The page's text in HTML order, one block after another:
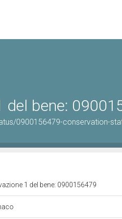
del bene:
0900156479-conservation-
1 del bene: 0900156479